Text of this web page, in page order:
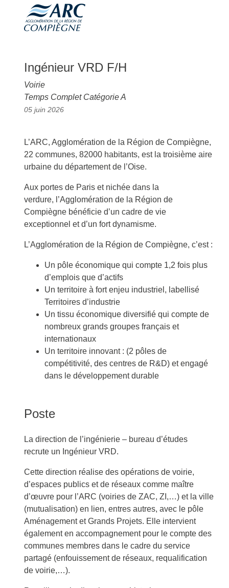
Ingénieur VRD F/H
Voirie
Temps Complet Catégorie A
05 juin 2026
L’ARC, Agglomération de la Région de Compiègne,
22 communes, 82000 habitants, est la troisième aire
urbaine du département de l’Oise.
Aux portes de Paris et nichée dans la
verdure, l’Agglomération de la Région de
Compiègne bénéficie d’un cadre de vie
exceptionnel et d’un fort dynamisme.
L’Agglomération de la Région de Compiègne, c’est :
Un pôle économique qui compte 1,2 fois plus
d’emplois que d’actifs
Un territoire à fort enjeu industriel, labellisé
Territoires d’industrie
Un tissu économique diversifié qui compte de
nombreux grands groupes français et
internationaux
Un territoire innovant : (2 pôles de
compétitivité, des centres de R&D) et engagé
dans le développement durable
Poste
La direction de l’ingénierie – bureau d’études
recrute un Ingénieur VRD.
Cette direction réalise des opérations de voirie,
d’espaces publics et de réseaux comme maître
d’œuvre pour l’ARC (voiries de ZAC, ZI,…) et la ville
(mutualisation) en lien, entres autres, avec le pôle
Aménagement et Grands Projets. Elle intervient
également en accompagnement pour le compte des
communes membres dans le cadre du service
partagé (enfouissement de réseaux, requalification
de voirie,…).